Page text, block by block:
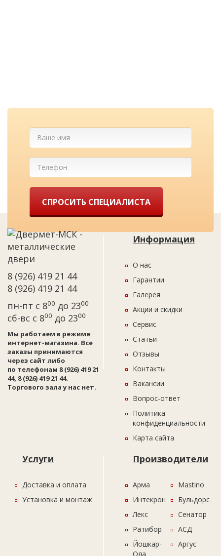
СПРОСИТЬ СПЕЦИАЛИСТА
8 (926) 419 21 44
8 (926) 419 21 44
пн-пт с 800 до 2300
сб-вс с 800 до 2300
Мы работаем в режиме
интернет-магазина. Все
заказы принимаются
через сайт либо
по телефонам 8 (926) 419 21
44, 8 (926) 419 21 44.
Торгового зала у нас нет.
Информация
О нас
Гарантии
Галерея
Акции и скидки
Сервис
Статьи
Отзывы
Контакты
Вакансии
Вопрос-ответ
Политика
конфиденциальности
Карта сайта
Услуги
Доставка и оплата
Установка и монтаж
Производители
Арма
Интекрон
Лекс
Ратибор
Йошкар-
Ола
Mastino
Бульдорс
Сенатор
АСД
Аргус